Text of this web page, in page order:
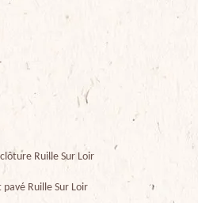
Ruille Sur Loir
Ruille Sur Loir